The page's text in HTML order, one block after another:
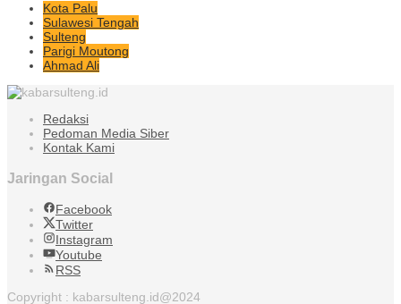
Kota Palu
Sulawesi Tengah
Sulteng
Parigi Moutong
Ahmad Ali
Redaksi
Pedoman Media Siber
Kontak Kami
Jaringan Social
Facebook
Twitter
Instagram
Youtube
RSS
Copyright : kabarsulteng.id@2024